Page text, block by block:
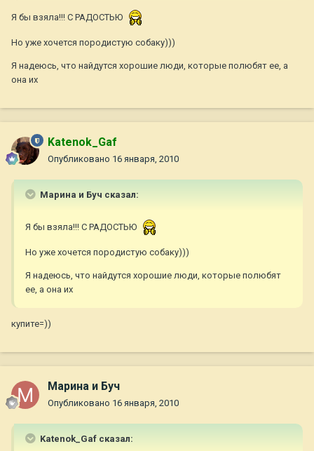
Я бы взяла!!! С РАДОСТЬЮ
Но уже хочется породистую собаку)))
Я надеюсь, что найдутся хорошие люди, которые полюбят ее, а
она их
Katenok_Gaf
Опубликовано 16 января, 2010
Марина и Буч сказал:
Я бы взяла!!! С РАДОСТЬЮ
Но уже хочется породистую собаку)))
Я надеюсь, что найдутся хорошие люди, которые полюбят
ее, а она их
купите=))
Марина и Буч
Опубликовано 16 января, 2010
Katenok_Gaf сказал: